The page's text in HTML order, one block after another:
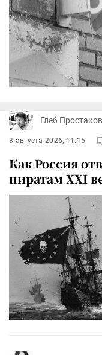
Глеб Простаков
3 августа 2026, 11:15
Как Россия
пиратам XXI